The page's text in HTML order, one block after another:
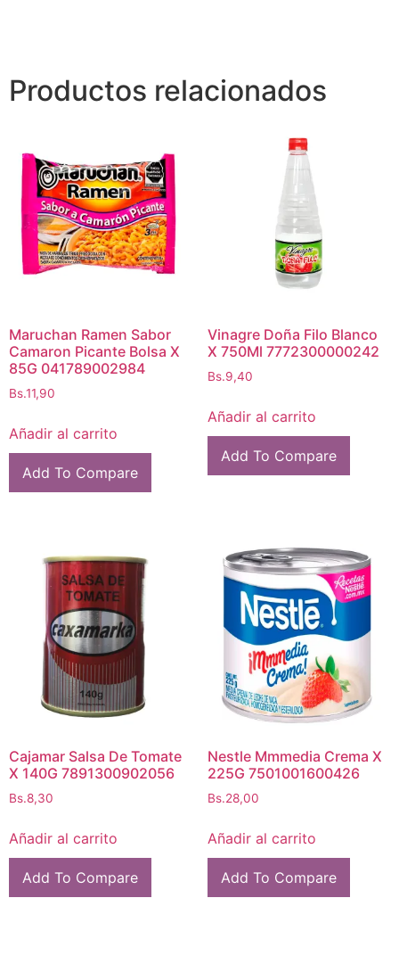
Productos relacionados
Maruchan Ramen Sabor
Camaron Picante Bolsa X
85G 041789002984
Bs.11,90
Añadir al carrito
Add To Compare
Vinagre Doña Filo Blanco
X 750Ml 7772300000242
Bs.9,40
Añadir al carrito
Add To Compare
Cajamar Salsa De Tomate
X 140G 7891300902056
Bs.8,30
Añadir al carrito
Add To Compare
Nestle Mmmedia Crema X
225G 7501001600426
Bs.28,00
Añadir al carrito
Add To Compare